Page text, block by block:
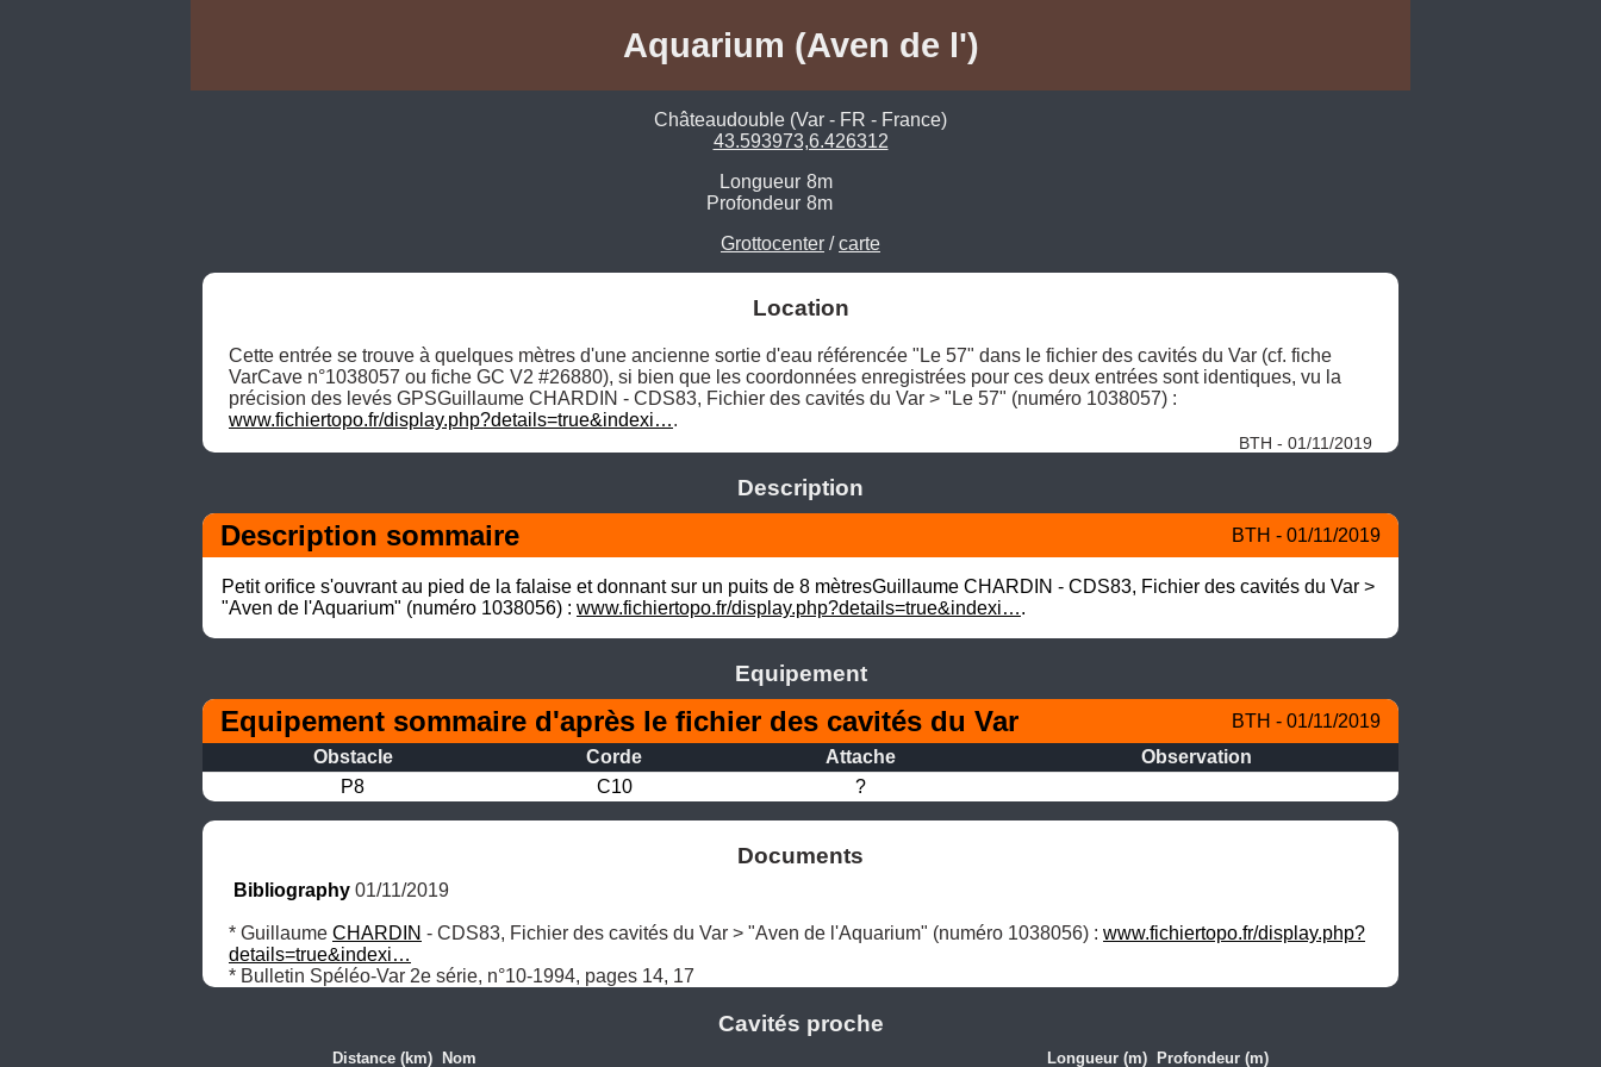
Aquarium (Aven de l')
Châteaudouble (Var - FR - France)
43.593973,6.426312
Longueur 8m
Profondeur 8m
Grottocenter /carte
Location
Cette entrée se trouve à quelques mètres d'une ancienne sortie d'eau référencée "Le 57" dans le fichier des cavités du Var (cf. fiche
VarCave n°1038057 ou fiche GC V2 #26880), si bien que les coordonnées enregistrées pour ces deux entrées sont identiques, vu la
www.fichiertopo.fr/display.php?details=true&indexi….
BTH - 01/11/2019
Description
Description sommaire BTH - 01/11/2019
Petit orifice s'ouvrant au pied de la falaise et donnant sur un puits de 8 mètresGuillaume CHARDIN - CDS83, Fichier des cavités du Var >
"Aven de l'Aquarium" (numéro 1038056) : www.fichiertopo.fr/display.php?details=true&indexi….
Equipement
Equipement sommaire d'après le fichier des cavités du Var
BTH - 01/11/2019
Obstacle
Corde Attache
Observation
P8
C10 ?
Documents
Bibliography 01/11/2019
* Guillaume CHARDIN - CDS83, Fichier des cavités du Var > "Aven de l'Aquarium" (numéro 1038056) : www.fichiertopo.fr/display.php?
details=true&indexi…
* Bulletin Spéléo-Var 2e série, n°10-1994, pages 14, 17
Cavités proche
Distance (km) Nom Longueur (m) Profondeur (m)